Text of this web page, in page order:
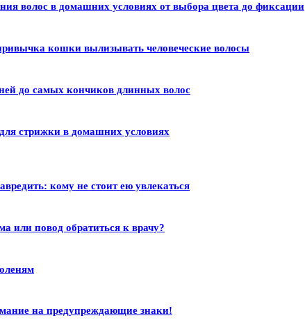
волос в домашних условиях от выбора цвета до фиксации
кошки вылизывать человеческие волосы
до самых кончиков длинных волос
стрижки в домашних условиях
кому не стоит ею увлекаться
или повод обратиться к врачу?
на предупреждающие знаки!